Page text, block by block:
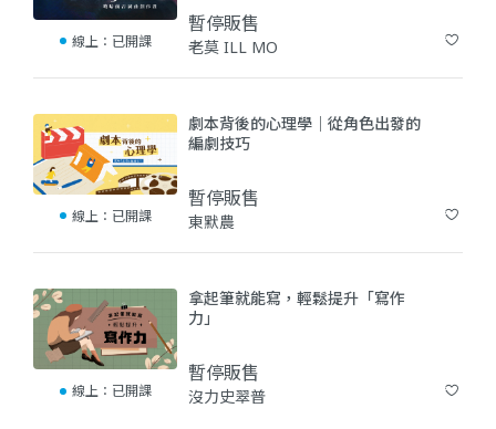
線上： 已開課
暫停販售
老莫 ILL MO
線上： 已開課
劇本背後的心理學｜從角色出發的
編劇技巧
暫停販售
東默農
線上： 已開課
拿起筆就能寫，輕鬆提升「寫作
力」
暫停販售
沒力史翠普